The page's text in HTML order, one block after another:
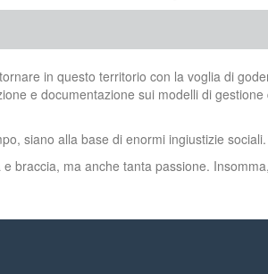
in questo territorio con la voglia di
e documentazione sui modelli di
siano alla base di enormi ingiustizie sociali.
braccia, ma anche tanta passione.